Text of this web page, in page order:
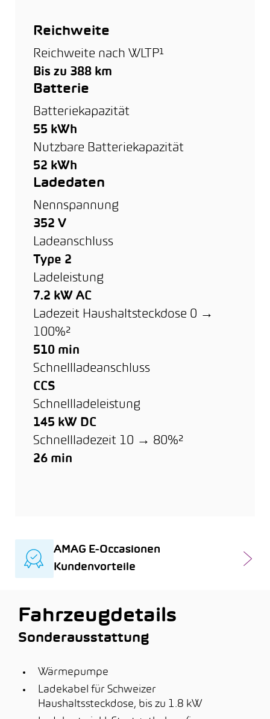
Reichweite
Reichweite nach WLTP¹
Bis zu 388 km
Batterie
Batteriekapazität
55 kWh
Nutzbare Batteriekapazität
52 kWh
Ladedaten
Nennspannung
352 V
Ladeanschluss
Type 2
Ladeleistung
7.2 kW AC
Ladezeit Haushaltsteckdose 0 →
100%²
510 min
Schnellladeanschluss
CCS
Schnellladeleistung
145 kW DC
Schnellladezeit 10 → 80%²
26 min
AMAG E-Occasionen
Kundenvorteile
Fahrzeugdetails
Sonderausstattung
Wärmepumpe
Ladekabel für Schweizer
Haushaltssteckdose, bis zu 1.8 kW